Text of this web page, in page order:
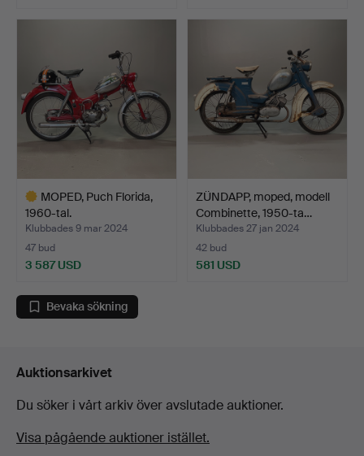
MOPED, Puch Florida,
1960-tal.
Klubbades 9 mar 2024
47 bud
3 587 USD
föremål
ZÜNDAPP, moped, modell
Combinette, 1950-ta…
Klubbades 27 jan 2024
42 bud
581 USD
Bevaka sökning
Auktionsarkivet
Du söker i vårt arkiv över avslutade auktioner.
Visa pågående auktioner istället.